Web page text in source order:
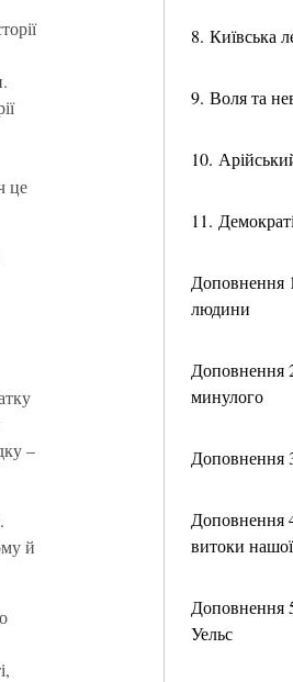
8. Київська
9. Воля та
10.
11.
Доповнення
людини
Доповнення
минулого
Доповнення
Доповнення
витоки нашої
Доповнення
Уельс
це
–
й